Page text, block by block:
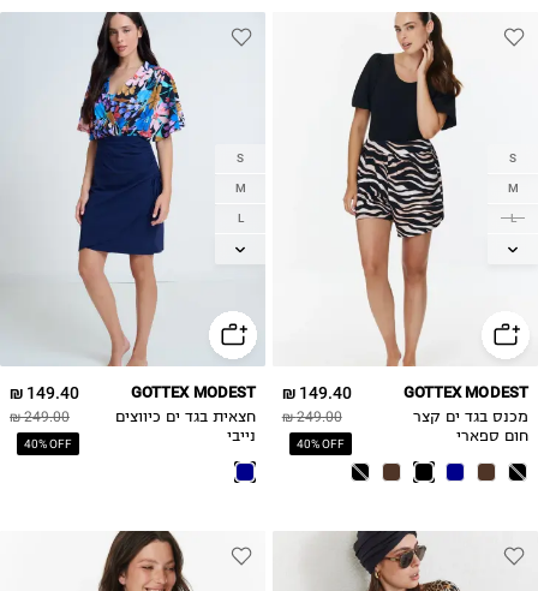
S
M
L
XL
149.40 ₪
249.00 ₪
40% OFF
GOTTEX MODEST
מכנס בגד ים קצר
חום ספארי
S
M
L
XL
149.40 ₪
249.00 ₪
40% OFF
GOTTEX MODEST
חצאית בגד ים כיווצים
נייבי